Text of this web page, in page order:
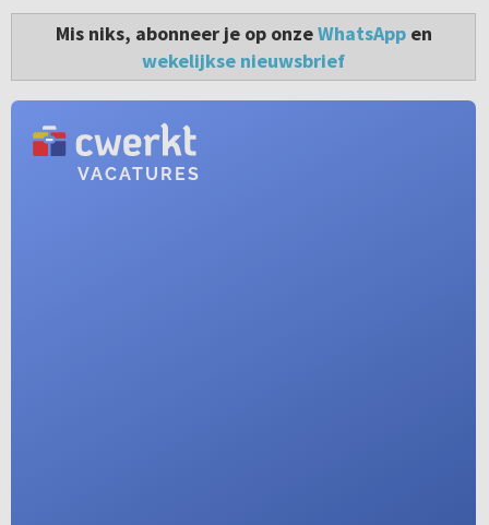
Mis niks, abonneer je op onzeWhatsAppen
wekelijkse nieuwsbrief